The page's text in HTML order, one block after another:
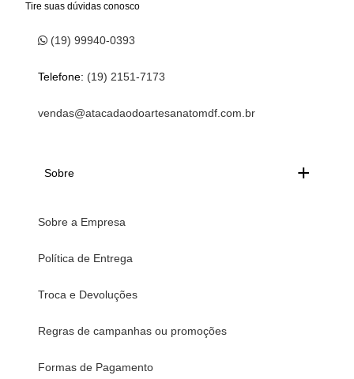
Tire suas dúvidas conosco
(19) 99940-0393
Telefone: (19) 2151-7173
vendas@atacadaodoartesanatomdf.com.br
Sobre
Sobre a Empresa
Política de Entrega
Troca e Devoluções
Regras de campanhas ou promoções
Formas de Pagamento